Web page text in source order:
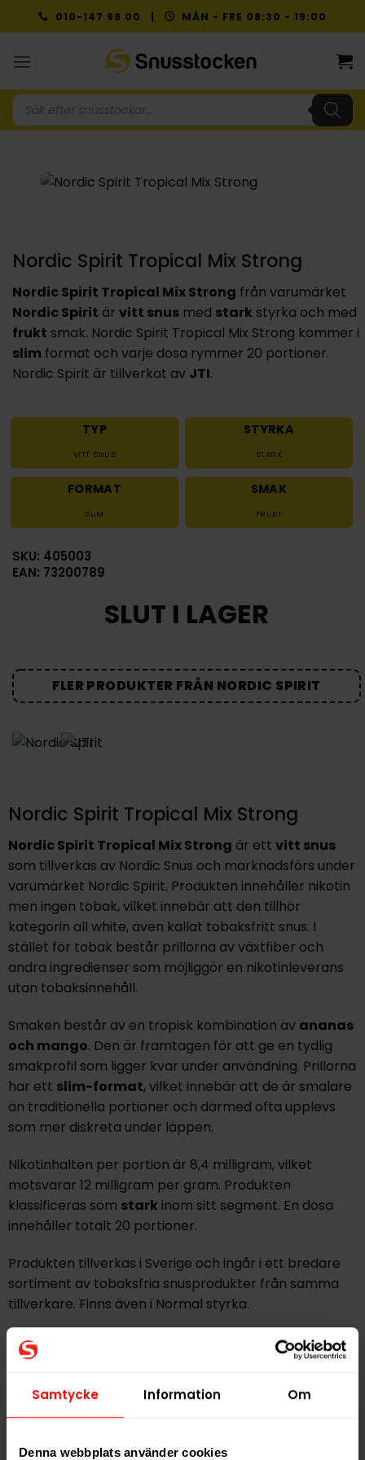
Samtycke Information Om
Denna webbplats använder cookies
to
010-147 99 00 | MÅN - FRE 08:30 - 19:00
Produktsökning
Nordic Spirit Tropical Mix Strong
Nordic Spirit Tropical Mix Strong från varumärket
Nordic Spirit är vitt snus med stark styrka och med
frukt smak. Nordic Spirit Tropical Mix Strong kommer i
slim format och varje dosa rymmer 20 portioner.
Nordic Spirit är tillverkat av JTI.
TYP
VITT SNUS
STYRKA
STARK
FORMAT
SLIM
SMAK
FRUKT
SKU: 405003
EAN: 73200789
SLUT I LAGER
FLER PRODUKTER FRÅN NORDIC SPIRIT
Nordic Spirit Tropical Mix Strong
Nordic Spirit Tropical Mix Strong är ett vitt snus
som tillverkas av Nordic Snus och marknadsförs under
varumärket Nordic Spirit. Produkten innehåller nikotin
men ingen tobak, vilket innebär att den tillhör
kategorin all white, även kallat tobaksfritt snus. I
stället för tobak består prillorna av växtfiber och
andra ingredienser som möjliggör en nikotinleverans
utan tobaksinnehåll.
Smaken består av en tropisk kombination av ananas
och mango. Den är framtagen för att ge en tydlig
smakprofil som ligger kvar under användning. Prillorna
har ett slim-format, vilket innebär att de är smalare
än traditionella portioner och därmed ofta upplevs
som mer diskreta under läppen.
Nikotinhalten per portion är 8,4 milligram, vilket
motsvarar 12 milligram per gram. Produkten
klassificeras som starkinom sitt segment. En dosa
innehåller totalt 20 portioner.
Produkten tillverkas i Sverige och ingår i ett bredare
sortiment av tobaksfria snusprodukter från samma
tillverkare. Finns även i Normal styrka.
Hitta alla produkter från
Alla produkter med smaken Frukt